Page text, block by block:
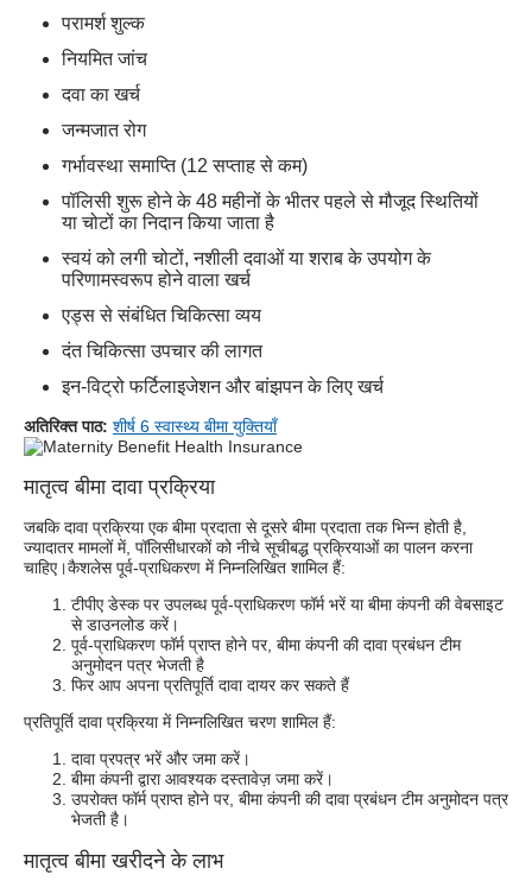
परामर्श शुल्क
नियमित जांच
दवा का खर्च
जन्मजात रोग
गर्भावस्था समाप्ति (12 सप्ताह से कम)
पॉलिसी शुरू होने के 48 महीनों के भीतर पहले से मौजूद स्थितियों
या चोटों का निदान किया जाता है
स्वयं को लगी चोटों, नशीली दवाओं या शराब के उपयोग के
परिणामस्वरूप होने वाला खर्च
एड्स से संबंधित चिकित्सा व्यय
दंत चिकित्सा उपचार की लागत
इन-विट्रो फर्टिलाइजेशन और बांझपन के लिए खर्च
अतिरिक्त पाठ: शीर्ष 6 स्वास्थ्य बीमा युक्तियाँ
मातृत्व बीमा दावा प्रक्रिया
जबकि दावा प्रक्रिया एक बीमा प्रदाता से दूसरे बीमा प्रदाता तक भिन्न होती है,
ज्यादातर मामलों में, पॉलिसीधारकों को नीचे सूचीबद्ध प्रक्रियाओं का पालन करना
चाहिए।कैशलेस पूर्व-प्राधिकरण में निम्नलिखित शामिल हैं:
टीपीए डेस्क पर उपलब्ध पूर्व-प्राधिकरण फॉर्म भरें या बीमा कंपनी की वेबसाइट
से डाउनलोड करें।
पूर्व-प्राधिकरण फॉर्म प्राप्त होने पर, बीमा कंपनी की दावा प्रबंधन टीम
अनुमोदन पत्र भेजती है
फिर आप अपना प्रतिपूर्ति दावा दायर कर सकते हैं
प्रतिपूर्ति दावा प्रक्रिया में निम्नलिखित चरण शामिल हैं:
दावा प्रपत्र भरें और जमा करें।
बीमा कंपनी द्वारा आवश्यक दस्तावेज़ जमा करें।
उपरोक्त फॉर्म प्राप्त होने पर, बीमा कंपनी की दावा प्रबंधन टीम अनुमोदन पत्र
भेजती है।
मातृत्व बीमा खरीदने के लाभ